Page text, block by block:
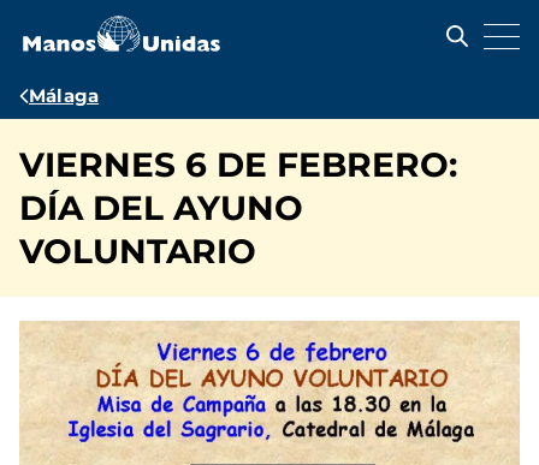
contenido
Ruta
navegación
Málaga
VIERNES 6 DE FEBRERO:
DÍA DEL AYUNO
VOLUNTARIO